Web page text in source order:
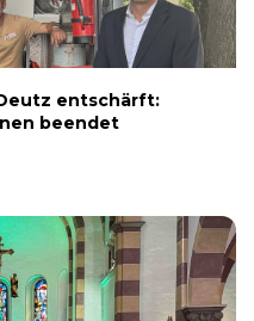
entschärft:
beendet